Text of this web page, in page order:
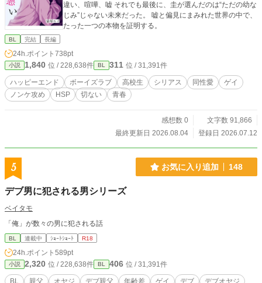
違い、喧嘩、嘘 それでも最後に、圭が選んだのは“ただの幼な
じみ”じゃない未来だった。 嘘と偏見にまみれた世界の中で、
たった一つの本物を証明する。
BL 完結 長編
24h.ポイント 738pt
小説 1,840 位 / 228,638件 BL 311 位 / 31,391件
ハッピーエンド ボーイズラブ 高校生 シリアス 同性愛
ゲイ
ノンケ攻め
HSP 切ない 青春
感想数 0
文字数 91,866
最終更新日 2026.08.04
登録日 2026.07.12
5 お気に入り追加 148
デブ男に犯される男シリーズ
ベイタモ
「俺」が数々の男に犯される話
BL 連載中 ｼｮｰﾄｼｮｰﾄ R18
24h.ポイント 589pt
小説 2,320 位 / 228,638件 BL 406 位 / 31,391件
BL 親父 オヤジ デブ親父 年齢差 ゲイ デブ
デブオヤジ